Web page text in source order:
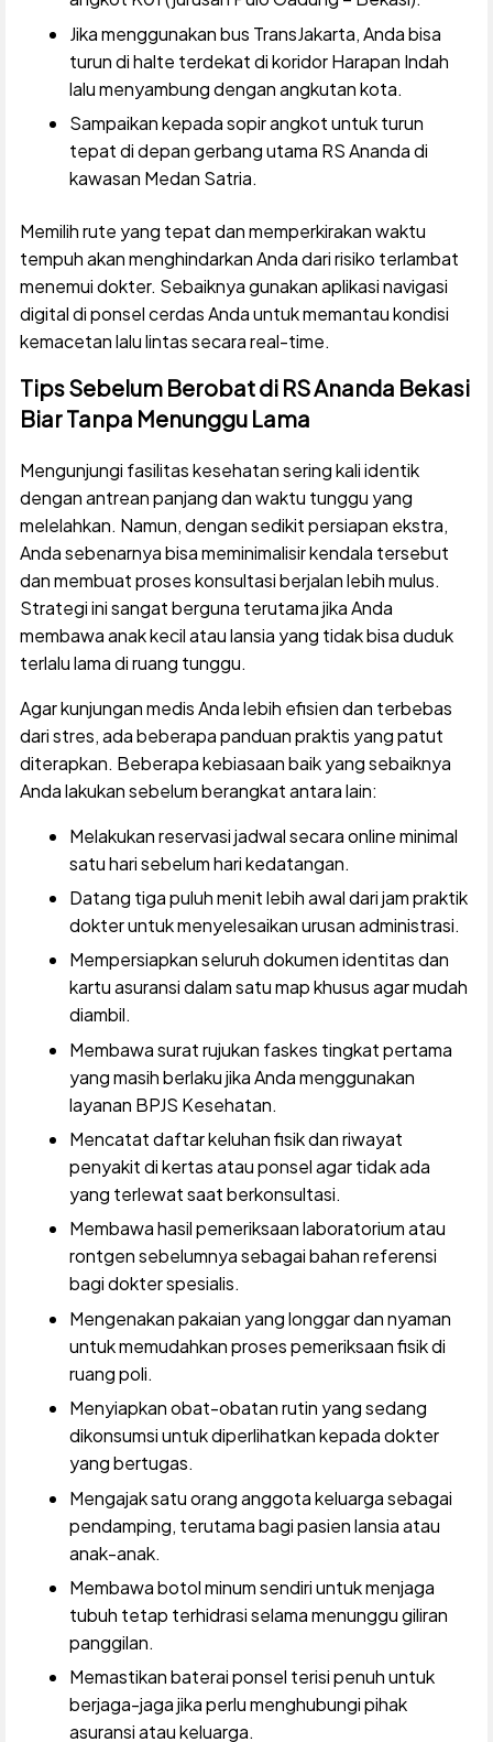
Jika menggunakan bus TransJakarta, Anda bisa
turun di halte terdekat di koridor Harapan Indah
lalu menyambung dengan angkutan kota.
Sampaikan kepada sopir angkot untuk turun
tepat di depan gerbang utama RS Ananda di
kawasan Medan Satria.
Memilih rute yang tepat dan memperkirakan waktu
tempuh akan menghindarkan Anda dari risiko terlambat
menemui dokter. Sebaiknya gunakan aplikasi navigasi
digital di ponsel cerdas Anda untuk memantau kondisi
kemacetan lalu lintas secara real-time.
Tips Sebelum Berobat di RS Ananda Bekasi
Biar Tanpa Menunggu Lama
Mengunjungi fasilitas kesehatan sering kali identik
dengan antrean panjang dan waktu tunggu yang
melelahkan. Namun, dengan sedikit persiapan ekstra,
Anda sebenarnya bisa meminimalisir kendala tersebut
dan membuat proses konsultasi berjalan lebih mulus.
Strategi ini sangat berguna terutama jika Anda
membawa anak kecil atau lansia yang tidak bisa duduk
terlalu lama di ruang tunggu.
Agar kunjungan medis Anda lebih efisien dan terbebas
dari stres, ada beberapa panduan praktis yang patut
diterapkan. Beberapa kebiasaan baik yang sebaiknya
Anda lakukan sebelum berangkat antara lain:
Melakukan reservasi jadwal secara online minimal
satu hari sebelum hari kedatangan.
Datang tiga puluh menit lebih awal dari jam praktik
dokter untuk menyelesaikan urusan administrasi.
Mempersiapkan seluruh dokumen identitas dan
kartu asuransi dalam satu map khusus agar mudah
diambil.
Membawa surat rujukan faskes tingkat pertama
yang masih berlaku jika Anda menggunakan
layanan BPJS Kesehatan.
Mencatat daftar keluhan fisik dan riwayat
penyakit di kertas atau ponsel agar tidak ada
yang terlewat saat berkonsultasi.
Membawa hasil pemeriksaan laboratorium atau
rontgen sebelumnya sebagai bahan referensi
bagi dokter spesialis.
Mengenakan pakaian yang longgar dan nyaman
untuk memudahkan proses pemeriksaan fisik di
ruang poli.
Menyiapkan obat-obatan rutin yang sedang
dikonsumsi untuk diperlihatkan kepada dokter
yang bertugas.
Mengajak satu orang anggota keluarga sebagai
pendamping, terutama bagi pasien lansia atau
anak-anak.
Membawa botol minum sendiri untuk menjaga
tubuh tetap terhidrasi selama menunggu giliran
panggilan.
Memastikan baterai ponsel terisi penuh untuk
berjaga-jaga jika perlu menghubungi pihak
asuransi atau keluarga.